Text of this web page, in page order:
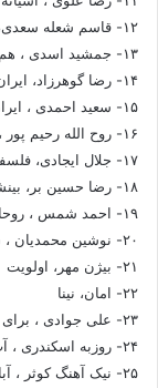
۱۲- قاسم شعله سعدی، راه سوم
۱۳- جمشید اسدی ، هم اندیشی
۱۴- رضا گوهرزاد، ایران پست
۱۵- سعید احمدی ، ایران پاد
۱۶- روح الله رحیم پور ، زنگ خبر
۱۷- جلال ایجادی، فلسفه ، جامعه شناسی ، سیاست
۱۸- رضا حسین بر، بینشی نو برای ایرانی نو
۱۹- احمد شمس ، روحانیت علیه روحانیت- عبور
۲۰- نوشین محمدیان ، سوژه
۲۱- بیژن مهر، اولویت
۲۲- امان، نینا
۲۳- علی جوادی ، برای دنیایی بهتر
۲۴- روزبه اسکندری ، آب ، باد، خاک
۲۵- نیک آهنگ کوثر ، آبانگان